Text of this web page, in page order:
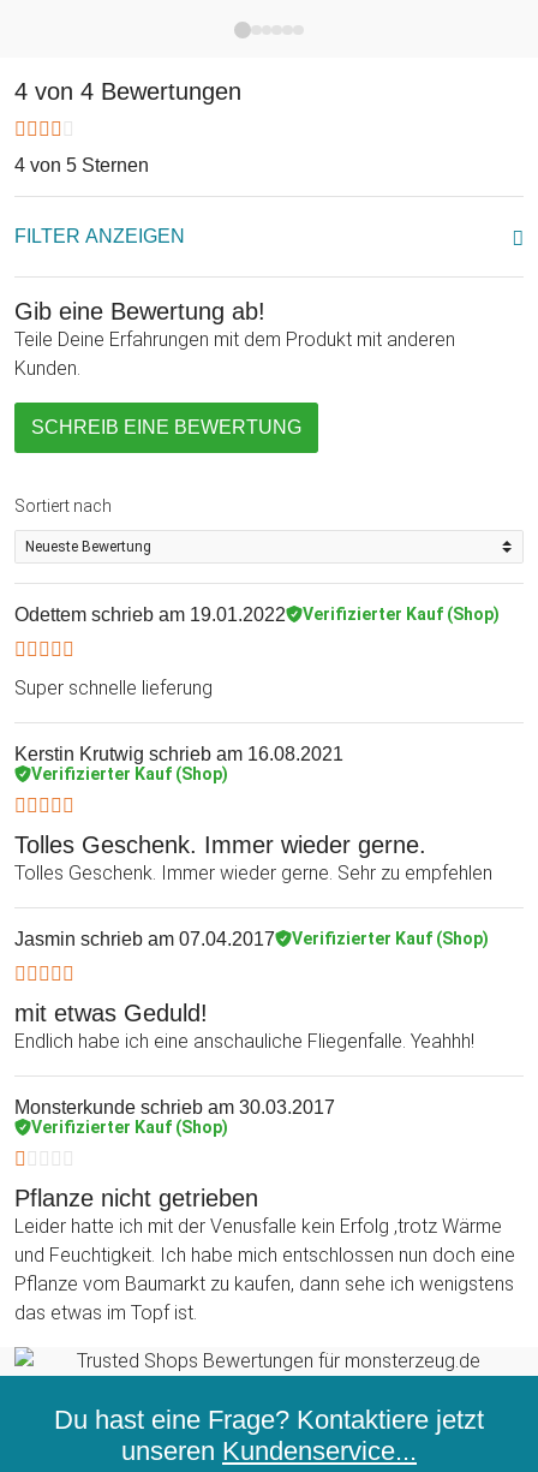
Die Fleischfressenden Pflanzen zum Selbersäen - jetzt
4 von 4 Bewertungen
4 von 5 Sternen
FILTER ANZEIGEN
Gib eine Bewertung ab!
Teile Deine Erfahrungen mit dem Produkt mit anderen
Kunden.
SCHREIB EINE BEWERTUNG
Sortiert nach
Odettem schrieb am 19.01.2022 Verifizierter Kauf (Shop)
Super schnelle lieferung
Kerstin Krutwig schrieb am 16.08.2021
Verifizierter Kauf (Shop)
Tolles Geschenk. Immer wieder gerne.
Tolles Geschenk. Immer wieder gerne. Sehr zu empfehlen
Jasmin schrieb am 07.04.2017 Verifizierter Kauf (Shop)
mit etwas Geduld!
Endlich habe ich eine anschauliche Fliegenfalle. Yeahhh!
Monsterkunde schrieb am 30.03.2017
Verifizierter Kauf (Shop)
Pflanze nicht getrieben
Leider hatte ich mit der Venusfalle kein Erfolg ,trotz Wärme
und Feuchtigkeit. Ich habe mich entschlossen nun doch eine
Pflanze vom Baumarkt zu kaufen, dann sehe ich wenigstens
das etwas im Topf ist.
Du hast eine Frage? Kontaktiere jetzt
unseren Kundenservice...